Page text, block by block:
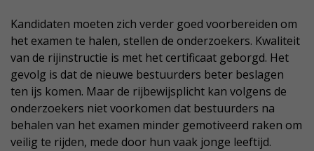
Kandidaten moeten zich verder goed voorbereiden om
het examen te halen, stellen de onderzoekers. Kwaliteit
van de rijinstructie is met het certificaat geborgd. Het
gevolg is dat de nieuwe bestuurders beter beslagen
ten ijs komen. Maar de rijbewijsplicht kan volgens de
onderzoekers niet voorkomen dat bestuurders na
behalen van het examen minder gemotiveerd raken om
veilig te rijden, mede door hun vaak jonge leeftijd.